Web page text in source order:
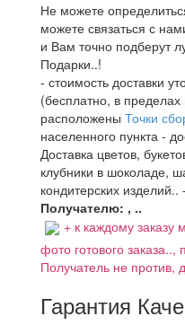
Не можете
можете связаться с
и Вам точно подберут
Подарки..!
- стоимость доставки
(бесплатно, в
расположены Точки
населенного пункта -
Доставка цветов,
клубники в шоколаде,
кондитерских изделий.. -
Получателю: , ..
+ к каждому заказу
фото готового заказа..,
Получатель не против,
Гарантия